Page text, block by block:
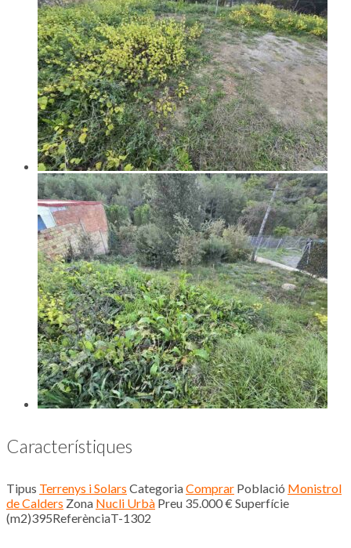
Característiques
Tipus Terrenys i Solars CategoriaComprar Població Monistrol
de Calders Zona Nucli Urbà Preu 35.000 €Superfície
(m2)395ReferènciaT-1302